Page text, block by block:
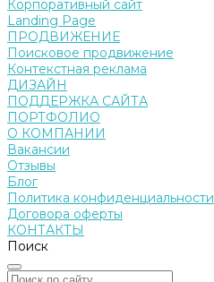
Корпоративный сайт
Landing Page
ПРОДВИЖЕНИЕ
Поисковое продвижение
Контекстная реклама
ДИЗАЙН
ПОДДЕРЖКА САЙТА
ПОРТФОЛИО
О КОМПАНИИ
Вакансии
Отзывы
Блог
Политика конфиденциальности
Договора оферты
КОНТАКТЫ
Поиск